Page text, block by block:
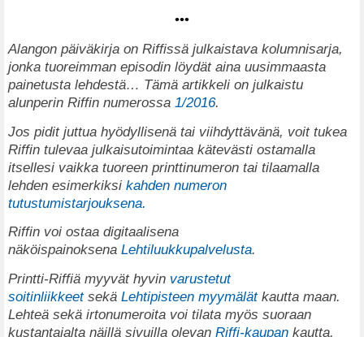
•••
Alangon päiväkirja on Riffissä julkaistava kolumnisarja,
jonka tuoreimman episodin löydät aina uusimmaasta
painetusta lehdestä… Tämä artikkeli on julkaistu
alunperin Riffin numerossa 1/2016.
Jos pidit juttua hyödyllisenä tai viihdyttävänä, voit tukea
Riffin tulevaa julkaisutoimintaa kätevästi ostamalla
itsellesi vaikka tuoreen printtinumeron tai tilaamalla
lehden esimerkiksi kahden numeron
tutustumistarjouksena.
Riffin voi ostaa digitaalisena
näköispainoksena Lehtiluukkupalvelusta.
Printti-Riffiä myyvät hyvin varustetut
soitinliikkeet sekä Lehtipisteen myymälätkautta maan.
Lehteä sekä irtonumeroita voi tilata myös suoraan
kustantajalta näillä sivuilla olevan Riffi-kaupan kautta.